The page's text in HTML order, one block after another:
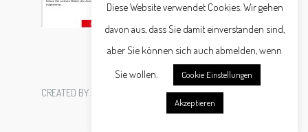
CREATED BY SCHÄFER WERBEAGENTUR GMBH
Diese Website verwendet Cookies. Wir gehen
davon aus, dass Sie damit einverstanden sind,
aber Sie können sich auch abmelden, wenn
Sie wollen.
Cookie Einstellungen
Akzeptieren